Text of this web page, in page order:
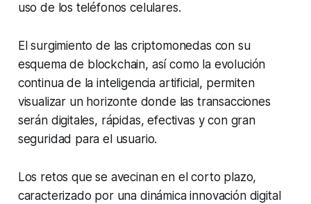
uso de los teléfonos celulares.
El surgimiento de las criptomonedas con su
esquema de blockchain, así como la evolución
continua de la inteligencia artificial, permiten
visualizar un horizonte donde las transacciones
serán digitales, rápidas, efectivas y con gran
seguridad para el usuario.
Los retos que se avecinan en el corto plazo,
caracterizado por una dinámica innovación digital